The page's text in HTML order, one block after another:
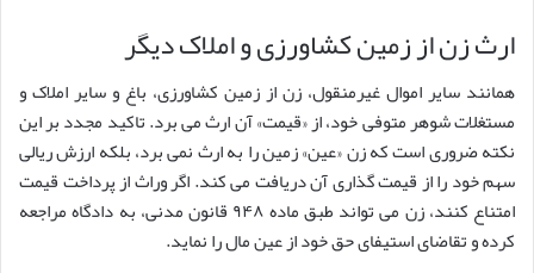
ارث زن از زمین کشاورزی و املاک دیگر
همانند سایر اموال غیرمنقول، زن از زمین کشاورزی، باغ و سایر املاک و
مستغلات شوهر متوفی خود، از «قیمت» آن ارث می برد. تاکید مجدد بر این
نکته ضروری است که زن «عین» زمین را به ارث نمی برد، بلکه ارزش ریالی
سهم خود را از قیمت گذاری آن دریافت می کند. اگر وراث از پرداخت قیمت
امتناع کنند، زن می تواند طبق ماده ۹۴۸ قانون مدنی، به دادگاه مراجعه
کرده و تقاضای استیفای حق خود از عین مال را نماید.